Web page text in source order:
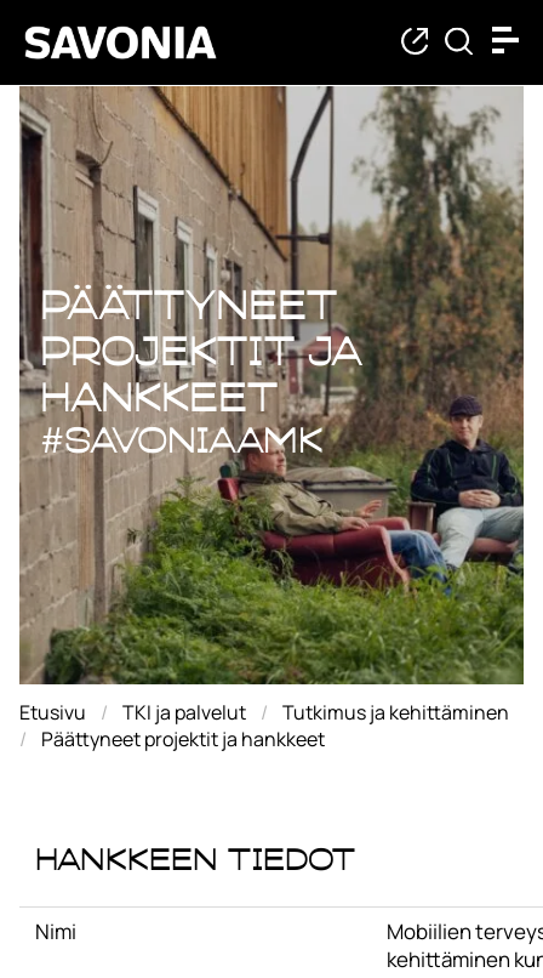
Päättyneet
Päättyneet
projektit ja
hankkeet
#savoniaAMK
Etusivu TKI ja palvelut
Tutkimus ja kehittäminen
Päättyneet projektit ja hankkeet
Hankkeen tiedot
Nimi
Mobiilien
kehittäminen